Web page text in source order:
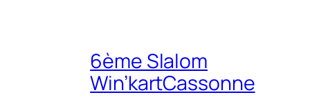
6ème Slalom
Win’kartCassonne